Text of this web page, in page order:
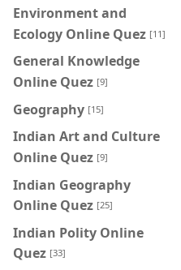
Environment and
Ecology Online Quez [11]
General Knowledge
Online Quez [9]
Geography [15]
Indian Art and Culture
Online Quez [9]
Indian Geography
Online Quez [25]
Indian Polity Online
Quez [33]